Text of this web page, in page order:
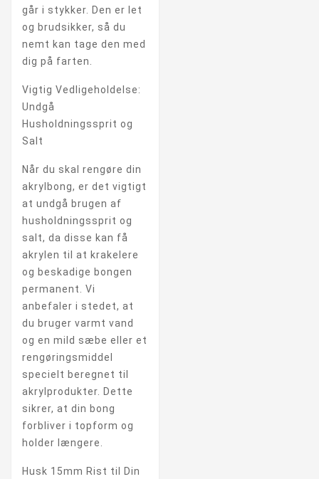
går i stykker. Den er let
og brudsikker, så du
nemt kan tage den med
dig på farten.
Vigtig Vedligeholdelse:
Undgå
Husholdningssprit og
Salt
Når du skal rengøre din
akrylbong, er det vigtigt
at undgå brugen af
husholdningssprit og
salt, da disse kan få
akrylen til at krakelere
og beskadige bongen
permanent. Vi
anbefaler i stedet, at
du bruger varmt vand
og en mild sæbe eller et
rengøringsmiddel
specielt beregnet til
akrylprodukter. Dette
sikrer, at din bong
forbliver i topform og
holder længere.
Husk 15mm Rist til Din